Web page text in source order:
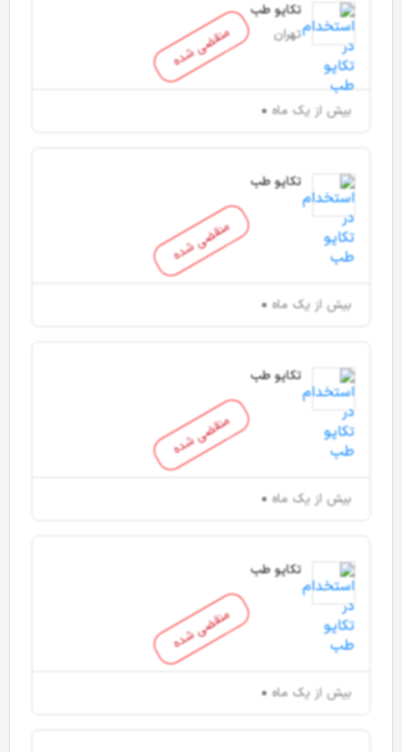
منقضی شده
تکاپو طب
تهران
بیش از یک ماه
منقضی شده
تکاپو طب
بیش از یک ماه
منقضی شده
تکاپو طب
بیش از یک ماه
منقضی شده
تکاپو طب
بیش از یک ماه